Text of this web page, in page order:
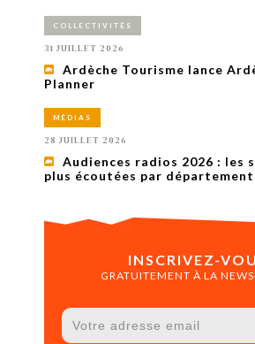
COLLECTIVITÉS
31 JUILLET 2026
Ardèche Tourisme lance
Planner
MÉDIAS
28 JUILLET 2026
Audiences radios 2026 : les
plus écoutées par
INSCRIVEZ-
GRATUITEMENT À LA